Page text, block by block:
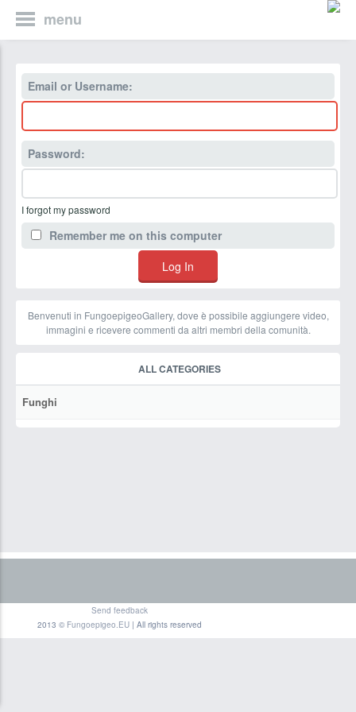
menu
Email or Username:
Password:
I forgot my password
Remember me on this computer
Benvenuti in FungoepigeoGallery, dove è possibile aggiungere video,
immagini e ricevere commenti da altri membri della comunità.
ALL CATEGORIES
Funghi
Send feedback
2013 © Fungoepigeo.EU| All rights reserved